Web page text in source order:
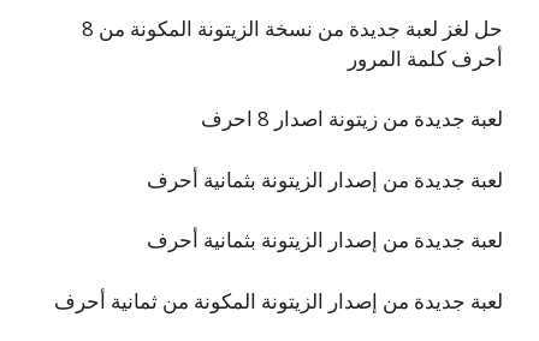
حل لغز لعبة جديدة من نسخة الزيتونة المكونة من 8
أحرف كلمة المرور
لعبة جديدة من زيتونة اصدار 8 احرف
لعبة جديدة من إصدار الزيتونة بثمانية أحرف
لعبة جديدة من إصدار الزيتونة بثمانية أحرف
لعبة جديدة من إصدار الزيتونة المكونة من ثمانية أحرف